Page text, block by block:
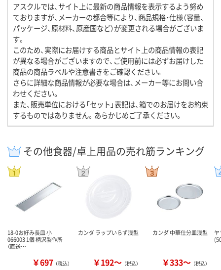
アスクルでは、サイト上に最新の商品情報を表示するよう努め
ておりますが、メーカーの都合等により、商品規格・仕様（容量、
パッケージ、原材料、原産国など）が変更される場合がございま
す。
このため、実際にお届けする商品とサイト上の商品情報の表記
が異なる場合がございますので、ご使用前には必ずお届けした
商品の商品ラベルや注意書きをご確認ください。
さらに詳細な商品情報が必要な場合は、メーカー等にお問い合
わせください。
また、販売単位における「セット」表記は、箱でのお届けをお約束
するものではありません。あらかじめご了承ください。
その他食器/卓上用品の売れ筋ランキング
18-0お好み長皿 小
066003 1個 柄沢製作所
（直送…
￥697 （税込）
カンダ ラップいらず浅型
￥192～ （税込）
カンダ 中華仕分皿浅型
￥333～ （税込）
ヤ